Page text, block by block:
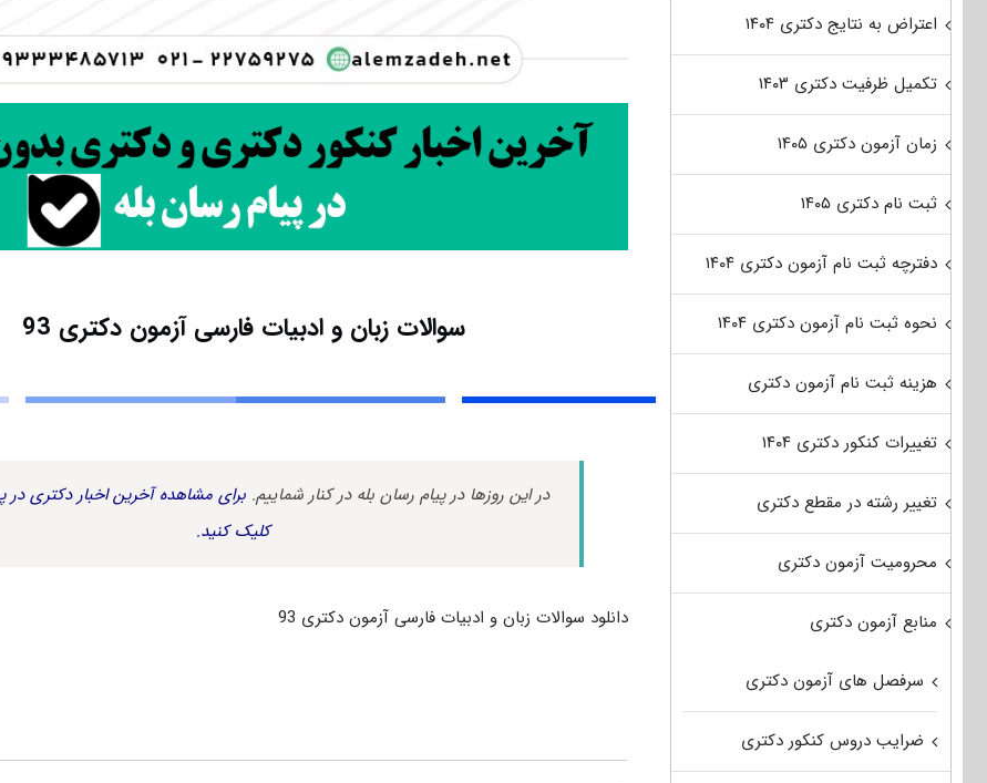
سوالات زبان و ادبیات فارسی آزمون دکتری 93
در این روزها در پیام رسان بله در کنار شماییم. برای مشاهده آخرین اخبار دکتری در
کلیک کنید.
دانلود سوالات زبان و ادبیات فارسی آزمون دکتری 93
اعتراض به نتایج دکتری ۱۴۰۴
تکمیل ظرفیت دکتری ۱۴۰۳
زمان آزمون دکتری ۱۴۰۵
ثبت نام دکتری ۱۴۰۵
دفترچه ثبت نام آزمون دکتری ۱۴۰۴
نحوه ثبت نام آزمون دکتری ۱۴۰۴
هزینه ثبت نام آزمون دکتری
تغییرات کنکور دکتری ۱۴۰۴
تغییر رشته در مقطع دکتری
محرومیت آزمون دکتری
منابع آزمون دکتری
سرفصل های آزمون دکتری
ضرایب دروس کنکور دکتری